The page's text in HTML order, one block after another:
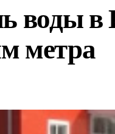
воды в
метра